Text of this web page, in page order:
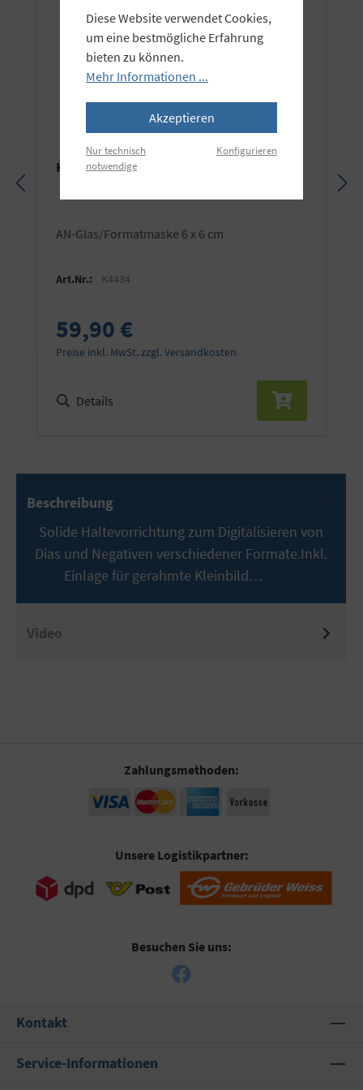
KAISER Anti-Newton-Glas/Maske
AN-Glas/Formatmaske 6 x 6 cm
Art.Nr.: K4434
59,90 €
Preise inkl. MwSt. zzgl. Versandkosten
Details
Beschreibung
Solide Haltevorrichtung zum Digitalisieren von
Dias und Negativen verschiedener Formate.Inkl.
Einlage für gerahmte Kleinbild…
Video
Zahlungsmethoden:
Unsere Logistikpartner:
Besuchen Sie uns:
Kontakt
Service-Informationen
Diese Website verwendet Cookies,
um eine bestmögliche Erfahrung
bieten zu können.
Mehr Informationen ...
Akzeptieren
Nur technisch
notwendige
Konfigurieren